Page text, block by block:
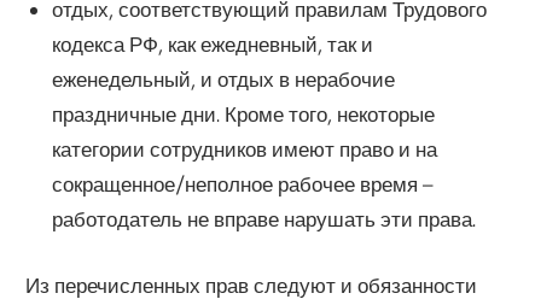
отдых, соответствующий правилам Трудового
кодекса РФ, как ежедневный, так и
еженедельный, и отдых в нерабочие
праздничные дни. Кроме того, некоторые
категории сотрудников имеют право и на
сокращенное/неполное рабочее время –
работодатель не вправе нарушать эти права.
Из перечисленных прав следуют и обязанности